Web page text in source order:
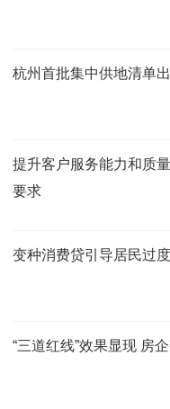
杭州首批集中供地清单
提升客户服务能力和质
要求
变种消费贷引导居民过
“三道红线”效果显现 房